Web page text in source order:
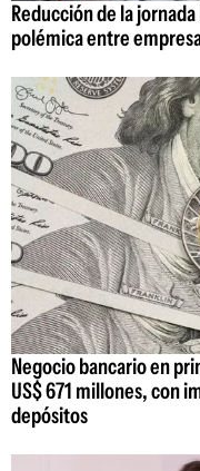
Reducción de la
polémica entre
Negocio bancario en
US$ 671 millones, con
depósitos